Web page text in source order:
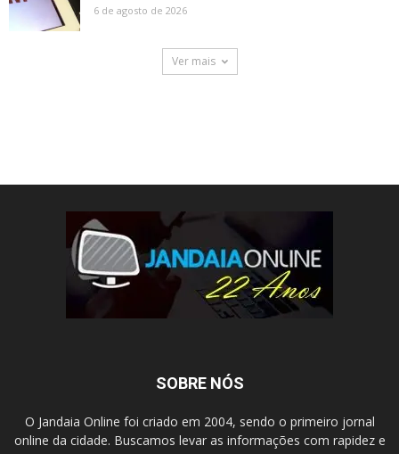
6 de agosto de 2026
Ver mais
SOBRE NÓS
O Jandaia Online foi criado em 2004, sendo o primeiro jornal
online da cidade. Buscamos levar as informações com rapidez e